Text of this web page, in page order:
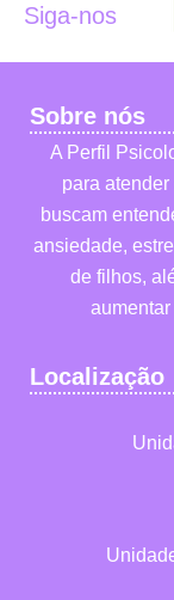
Siga-nos
Sobre nós
A Perfil
para
buscam
ansiedade,
de filhos,
Localização